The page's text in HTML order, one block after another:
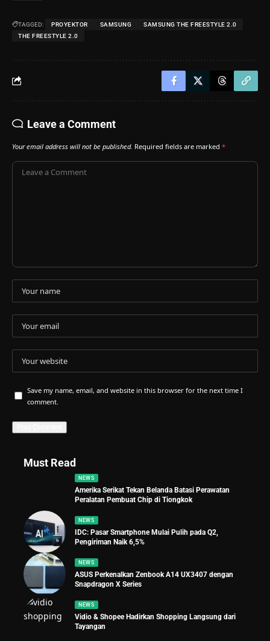
TAGGED: PROYEKTOR SAMSUNG
SAMSUNG THE FREESTYLE 2.0
THE FREESTYLE 2.0
Leave a Comment
Your email address will not be published. Required fields are marked *
Save my name, email, and website in this browser for the next time I
comment.
Must Read
NEWS
Amerika Serikat Tekan Belanda Batasi Perawatan
Peralatan Pembuat Chip di Tiongkok
NEWS
IDC: Pasar Smartphone Mulai Pulih pada Q2,
Pengiriman Naik 6,5%
NEWS
ASUS Perkenalkan Zenbook A14 UX3407 dengan
Snapdragon X Series
NEWS
Vidio & Shopee Hadirkan Shopping Langsung dari
Tayangan